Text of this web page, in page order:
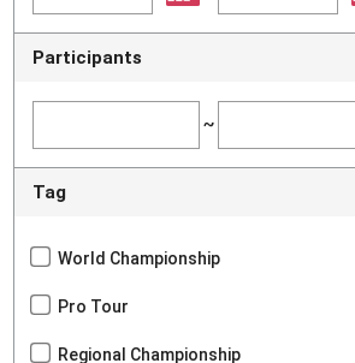
Participants
~
Tag
World Championship
Pro Tour
Regional Championship